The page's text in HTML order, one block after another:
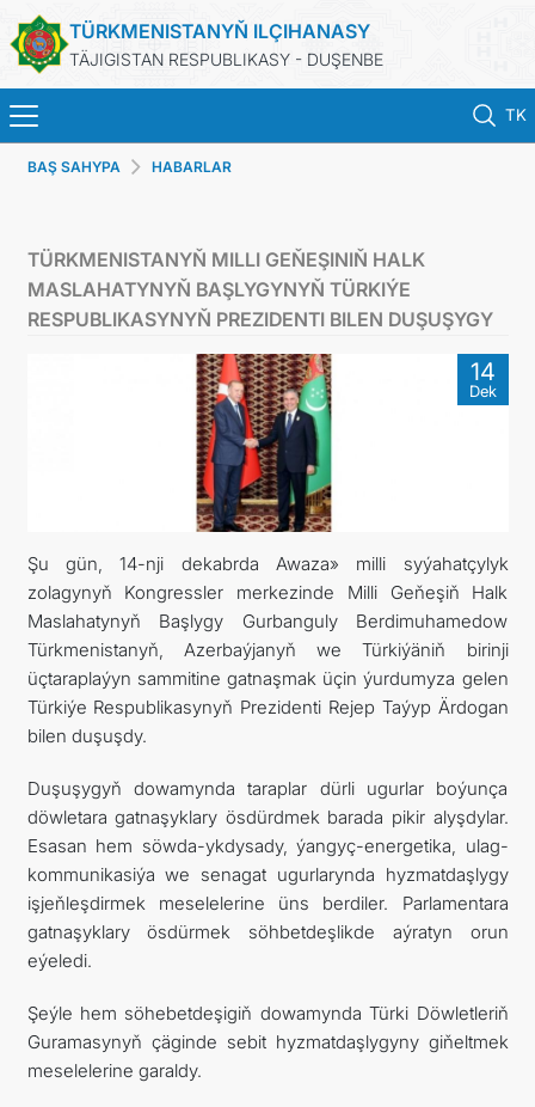
TÜRKMENISTANYŇ ILÇIHANASY
TÄJIGISTAN RESPUBLIKASY - DUŞENBE
TK
BAŞ SAHYPA
TÜRKMENISTAN
KONSULLYK HYZMATLARY
DIM
ARAGATNAŞYK
BAŞ SAHYPA HABARLAR
TÜRKMENISTANYŇ MILLI GEŇEŞINIŇ HALK
MASLAHATYNYŇ BAŞLYGYNYŇ TÜRKIÝE
RESPUBLIKASYNYŇ PREZIDENTI BILEN DUŞUŞYGY
14
Dek
Şu gün, 14-nji dekabrda Awaza» milli syýahatçylyk
zolagynyň Kongressler merkezinde Milli Geňeşiň Halk
Maslahatynyň Başlygy Gurbanguly Berdimuhamedow
Türkmenistanyň, Azerbaýjanyň we Türkiýäniň birinji
üçtaraplaýyn sammitine gatnaşmak üçin ýurdumyza gelen
Türkiýe Respublikasynyň Prezidenti Rejep Taýyp Ärdogan
bilen duşuşdy.
Duşuşygyň dowamynda taraplar dürli ugurlar boýunça
döwletara gatnaşyklary ösdürdmek barada pikir alyşdylar.
Esasan hem söwda-ykdysady, ýangyç-energetika, ulag-
kommunikasiýa we senagat ugurlarynda hyzmatdaşlygy
işjeňleşdirmek meselelerine üns berdiler. Parlamentara
gatnaşyklary ösdürmek söhbetdeşlikde aýratyn orun
eýeledi.
Şeýle hem söhebetdeşigiň dowamynda Türki Döwletleriň
Guramasynyň çäginde sebit hyzmatdaşlygyny giňeltmek
meselelerine garaldy.